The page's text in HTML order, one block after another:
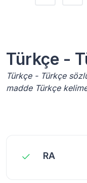
Türkçe -
Türkçe - Türkçe
madde Türkçe
RA